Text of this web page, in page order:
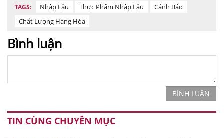
TAGS: Nhập Lậu Thực Phẩm Nhập Lậu
Cảnh Báo
Chất Lượng Hàng Hóa
Bình luận
BÌNH LUẬN
TIN CÙNG CHUYÊN MỤC